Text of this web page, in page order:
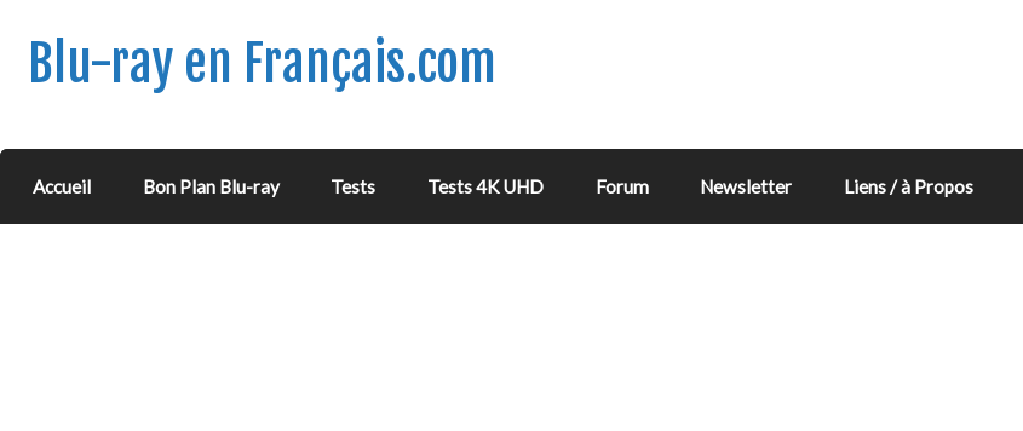
Blu-ray en Français.com
Accueil Bon Plan Blu-ray Tests Tests 4K UHD Forum Newsletter Liens / à Propos